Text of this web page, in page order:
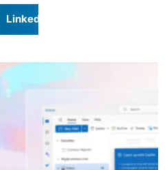
LinkedIn